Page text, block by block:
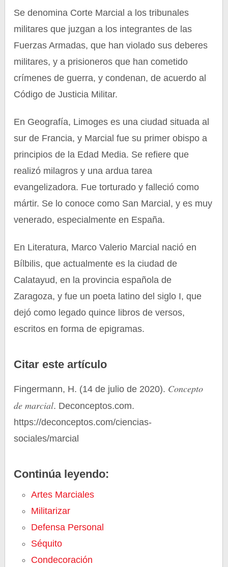
Se denomina Corte Marcial a los tribunales
militares que juzgan a los integrantes de las
Fuerzas Armadas, que han violado sus deberes
militares, y a prisioneros que han cometido
crímenes de guerra, y condenan, de acuerdo al
Código de Justicia Militar.
En Geografía, Limoges es una ciudad situada al
sur de Francia, y Marcial fue su primer obispo a
principios de la Edad Media. Se refiere que
realizó milagros y una ardua tarea
evangelizadora. Fue torturado y falleció como
mártir. Se lo conoce como San Marcial, y es muy
venerado, especialmente en España.
En Literatura, Marco Valerio Marcial nació en
Bílbilis, que actualmente es la ciudad de
Calatayud, en la provincia española de
Zaragoza, y fue un poeta latino del siglo I, que
dejó como legado quince libros de versos,
escritos en forma de epigramas.
Citar este artículo
Fingermann, H. (14 de julio de 2020). Concepto
de marcial. Deconceptos.com.
https://deconceptos.com/ciencias-
sociales/marcial
Continúa leyendo:
Artes Marciales
Militarizar
Defensa Personal
Séquito
Condecoración